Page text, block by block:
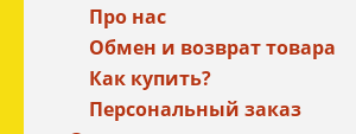
Про нас
Обмен и возврат товара
Как купить?
Персональный заказ